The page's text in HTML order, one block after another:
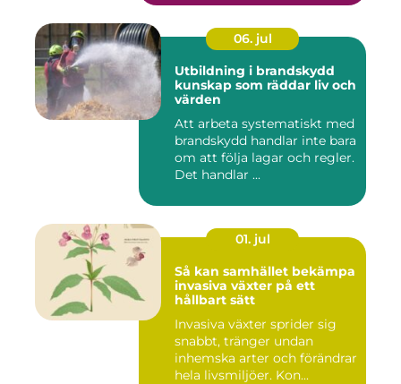
06. jul
Utbildning i brandskydd
kunskap som räddar liv och
värden
Att arbeta systematiskt med
brandskydd handlar inte bara
om att följa lagar och regler.
Det handlar ...
01. jul
Så kan samhället bekämpa
invasiva växter på ett
hållbart sätt
Invasiva växter sprider sig
snabbt, tränger undan
inhemska arter och förändrar
hela livsmiljöer. Kon...